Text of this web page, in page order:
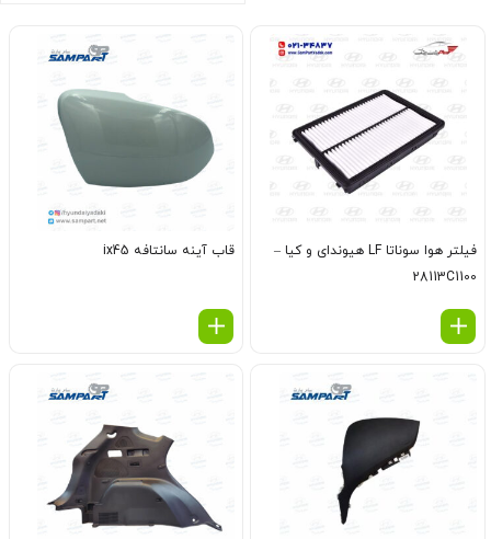
فیلتر هوا سوناتا LF هیوندای و کیا –
28113C1100
قاب آینه سانتافه ix45